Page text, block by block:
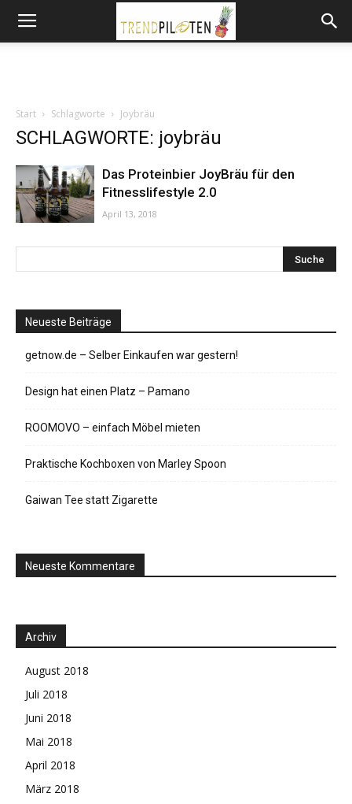
Start Schlagworte Joybräu
SCHLAGWORTE: joybräu
Das Proteinbier JoyBräu für den
Fitnesslifestyle 2.0
April 13, 2018
Neueste Beiträge
getnow.de – Selber Einkaufen war gestern!
Design hat einen Platz – Pamano
ROOMOVO – einfach Möbel mieten
Praktische Kochboxen von Marley Spoon
Gaiwan Tee statt Zigarette
Neueste Kommentare
Archiv
August 2018
Juli 2018
Juni 2018
Mai 2018
April 2018
März 2018